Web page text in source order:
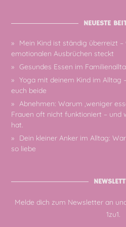
NEUESTE
Mein Kind ist ständig überreizt
emotionalen Ausbrüchen steckt
Gesundes Essen im
Yoga mit deinem Kind im Alltag
euch beide
Abnehmen: Warum ‚weniger
Frauen oft nicht funktioniert – und
hat.
Dein kleiner Anker im Alltag:
so liebe
Melde dich zum Newsletter an
1zu1.